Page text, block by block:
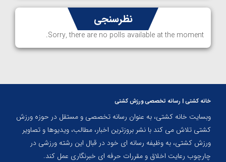
نظرسنجی
Sorry, there are no polls available at the moment.
خانه کشتی | رسانه تخصصی ورزش کشتی
وبسایت خانه کشتی، به عنوان رسانه تخصصی و مستقل در حوزه ورزش
کشتی تلاش می کند با نشر بروزترین اخبار، مطالب، ویدیوها و تصاویر
ورزش کشتی، به وظیفه رسانه ای خود در قبال این رشته ورزشی در
چارچوب رعایت اخلاق و مقررات حرفه ای خبرنگاری عمل کند.